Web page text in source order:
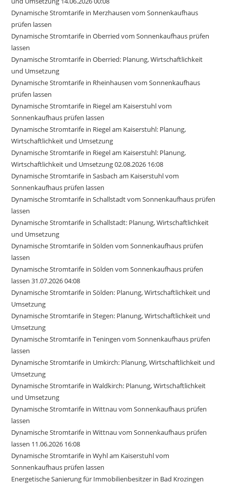
Dynamische Stromtarife in Merzhausen vom Sonnenkaufhaus
prüfen lassen
Dynamische Stromtarife in Oberried vom Sonnenkaufhaus prüfen
lassen
Dynamische Stromtarife in Oberried: Planung, Wirtschaftlichkeit
und Umsetzung
Dynamische Stromtarife in Rheinhausen vom Sonnenkaufhaus
prüfen lassen
Dynamische Stromtarife in Riegel am Kaiserstuhl vom
Sonnenkaufhaus prüfen lassen
Dynamische Stromtarife in Riegel am Kaiserstuhl: Planung,
Wirtschaftlichkeit und Umsetzung
Dynamische Stromtarife in Riegel am Kaiserstuhl: Planung,
Wirtschaftlichkeit und Umsetzung 02.08.2026 16:08
Dynamische Stromtarife in Sasbach am Kaiserstuhl vom
Sonnenkaufhaus prüfen lassen
Dynamische Stromtarife in Schallstadt vom Sonnenkaufhaus prüfen
lassen
Dynamische Stromtarife in Schallstadt: Planung, Wirtschaftlichkeit
und Umsetzung
Dynamische Stromtarife in Sölden vom Sonnenkaufhaus prüfen
lassen
Dynamische Stromtarife in Sölden vom Sonnenkaufhaus prüfen
lassen 31.07.2026 04:08
Dynamische Stromtarife in Sölden: Planung, Wirtschaftlichkeit und
Umsetzung
Dynamische Stromtarife in Stegen: Planung, Wirtschaftlichkeit und
Umsetzung
Dynamische Stromtarife in Teningen vom Sonnenkaufhaus prüfen
lassen
Dynamische Stromtarife in Umkirch: Planung, Wirtschaftlichkeit und
Umsetzung
Dynamische Stromtarife in Waldkirch: Planung, Wirtschaftlichkeit
und Umsetzung
Dynamische Stromtarife in Wittnau vom Sonnenkaufhaus prüfen
lassen
Dynamische Stromtarife in Wittnau vom Sonnenkaufhaus prüfen
lassen 11.06.2026 16:08
Dynamische Stromtarife in Wyhl am Kaiserstuhl vom
Sonnenkaufhaus prüfen lassen
Energetische Sanierung für Immobilienbesitzer in Bad Krozingen